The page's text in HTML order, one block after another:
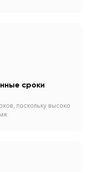
сроки
поскольку высоко